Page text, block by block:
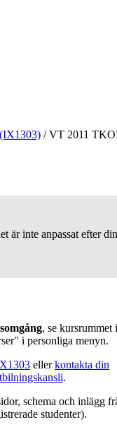
/VT 2011
är inte anpassat efter
, se kursrummet i
i personliga menyn.
ellerkontakta din
.
schema och inlägg
studenter).